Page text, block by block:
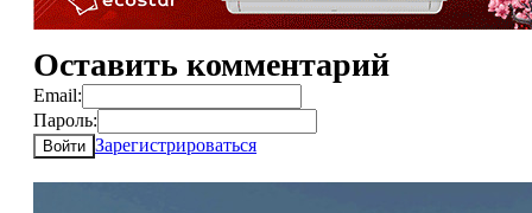
Оставить комментарий
Email:
Пароль:
Войти Зарегистрироваться